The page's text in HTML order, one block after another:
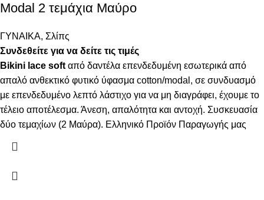
Modal 2 τεμάχια Μαύρο
ΓΥΝΑΙΚΑ, Σλίπς
Συνδεθείτε για να δείτε τις τιμές
Bikini lace softαπό δαντέλα επενδεδυμένη εσωτερικά από
απαλό ανθεκτικό φυτικό ύφασμα cotton/modal, σε συνδυασμό
με επενδεδυμένο λεπτό λάστιχο για να μη διαγράφει, έχουμε το
τέλειο αποτέλεσμα. Άνεση, απαλότητα και αντοχή. Συσκευασία
δύο τεμαχίων (2 Μαύρα). Ελληνικό Προϊόν Παραγωγής μας